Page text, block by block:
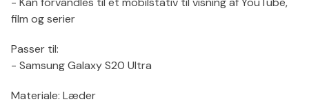
film og serier
Passer til:
- Samsung Galaxy S20 Ultra
Materiale: Læder